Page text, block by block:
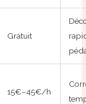
Gratuit
15€–45€/h